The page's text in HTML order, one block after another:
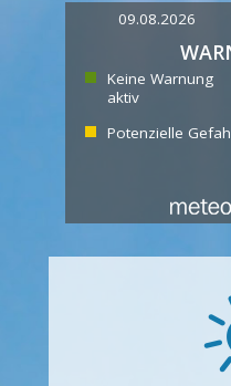
09.08.2026
Keine Warnung
aktiv
Potenzielle